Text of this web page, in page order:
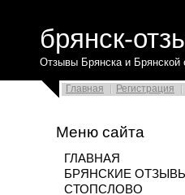
брянск-
Отзывы Брянска и
Главная Регистрация
Меню сайта
ГЛАВНАЯ
БРЯНСКИЕ ОТЗЫВЫ
СТОПСЛОВО